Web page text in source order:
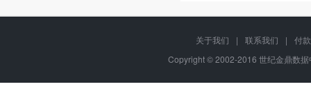
关于我们 | 联系我们 |
付
Copyright © 2002-2016 世纪金鼎数